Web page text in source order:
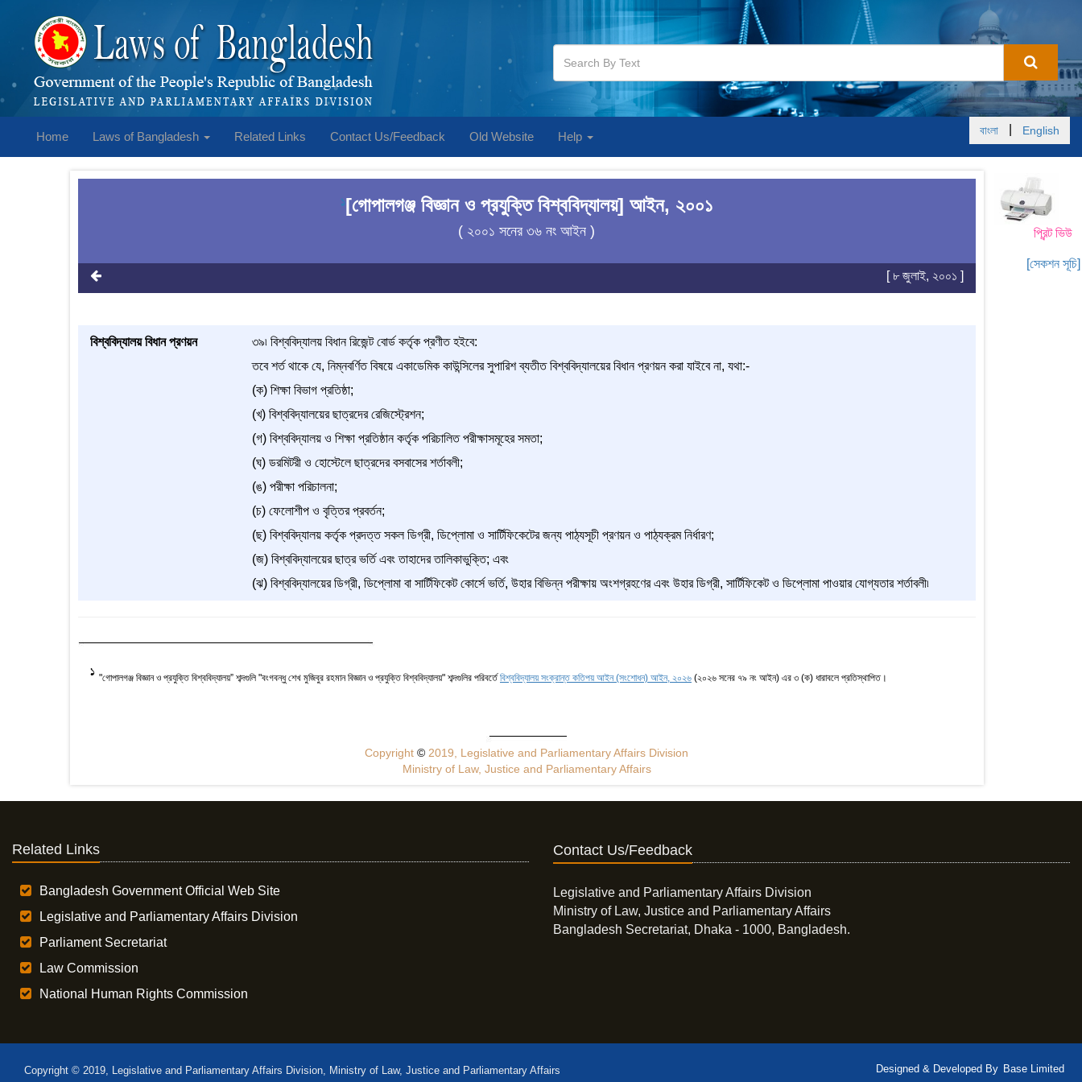
Home Laws of Bangladesh Related Links Contact Us/Feedback Old Website Help বাংলা English
প্রিন্ট ভিউ
[সেকশন সূচি]
1[গোপালগঞ্জ বিজ্ঞান ও প্রযুক্তি বিশ্ববিদ্যালয়] আইন, ২০০১
( ২০০১ সনের ৩৬ নং আইন )
[ ৮ জুলাই, ২০০১ ]
বিশ্ববিদ্যালয় বিধান প্রণয়ন
৩৯৷ বিশ্ববিদ্যালয় বিধান রিজেন্ট বোর্ড কর্তৃক প্রণীত হইবে:
তবে শর্ত থাকে যে, নিম্নবর্ণিত বিষয়ে একাডেমিক কাউন্সিলের সুপারিশ ব্যতীত বিশ্ববিদ্যালয়ের বিধান প্রণয়ন করা যাইবে না, যথা:-
(ক) শিক্ষা বিভাগ প্রতিষ্ঠা;
(খ) বিশ্ববিদ্যালয়ের ছাত্রদের রেজিস্ট্রেশন;
(গ) বিশ্ববিদ্যালয় ও শিক্ষা প্রতিষ্ঠান কর্তৃক পরিচালিত পরীক্ষাসমূহের সমতা;
(ঘ) ডরমিটরী ও হোস্টেলে ছাত্রদের বসবাসের শর্তাবলী;
(ঙ) পরীক্ষা পরিচালনা;
(চ) ফেলোশীপ ও বৃত্তির প্রবর্তন;
(ছ) বিশ্ববিদ্যালয় কর্তৃক প্রদত্ত সকল ডিগ্রী, ডিপ্লোমা ও সার্টিফিকেটের জন্য পাঠ্যসূচী প্রণয়ন ও পাঠ্যক্রম নির্ধারণ;
(জ) বিশ্ববিদ্যালয়ের ছাত্র ভর্তি এবং তাহাদের তালিকাভুক্তি; এবং
(ঝ) বিশ্ববিদ্যালয়ের ডিগ্রী, ডিপ্লোমা বা সার্টিফিকেট কোর্সে ভর্তি, উহার বিভিন্ন পরীক্ষায় অংশগ্রহণের এবং উহার ডিগ্রী, সার্টিফিকেট ও ডিপ্লোমা পাওয়ার যোগ্যতার শর্তাবলী৷
1 "গোপালগঞ্জ বিজ্ঞান ও প্রযুক্তি বিশ্ববিদ্যালয়” শব্দগুলি "বংগবন্ধু শেখ মুজিবুর রহমান বিজ্ঞান ও প্রযুক্তি বিশ্ববিদ্যালয়" শব্দগুলির পরিবর্তেবিশ্ববিদ্যালয় সংক্রান্ত কতিপয় আইন (সংশোধন) আইন, ২০২৬ (২০২৬ সনের ৭৯ নং আইন) এর ৩ (ক) ধারাবলে প্রতিস্থাপিত।
Copyright© 2019, Legislative and Parliamentary Affairs Division
Ministry of Law, Justice and Parliamentary Affairs
Related Links
Bangladesh Government Official Web Site
Legislative and Parliamentary Affairs Division
Parliament Secretariat
Law Commission
National Human Rights Commission
Contact Us/Feedback
Legislative and Parliamentary Affairs Division
Ministry of Law, Justice and Parliamentary Affairs
Bangladesh Secretariat, Dhaka - 1000, Bangladesh.
Copyright © 2019, Legislative and Parliamentary Affairs Division, Ministry of Law, Justice and Parliamentary Affairs Designed & Developed By Base Limited